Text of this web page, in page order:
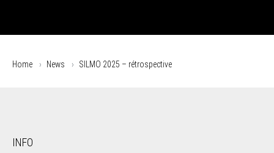
Home News SILMO 2025 – rétrospective
INFO